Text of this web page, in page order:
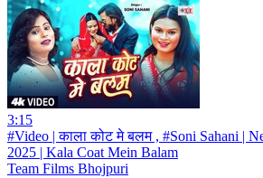
3:15
#Video | काला कोट मे बलम , #Soni Sahani |
2025 | Kala Coat Mein Balam
Team Films Bhojpuri